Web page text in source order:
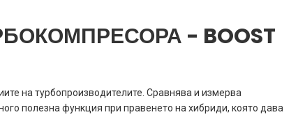
- BOOST
на турбопроизводителите. Сравнява и измерва
полезна функция при правенето на хибриди, която дава